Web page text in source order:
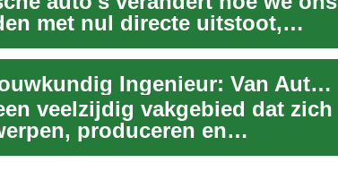
met nul directe uitstoot,
Opleiding tot Werktuigbouwkundig Ingenieur: Van Auto's tot Innovatie
veelzijdig vakgebied dat zich
produceren en